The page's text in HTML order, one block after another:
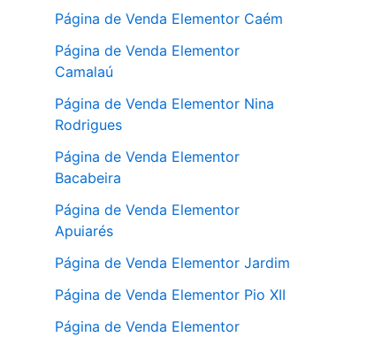
Página de Venda Elementor Caém
Página de Venda Elementor
Camalaú
Página de Venda Elementor Nina
Rodrigues
Página de Venda Elementor
Bacabeira
Página de Venda Elementor
Apuiarés
Página de Venda Elementor Jardim
Página de Venda Elementor Pio XII
Página de Venda Elementor